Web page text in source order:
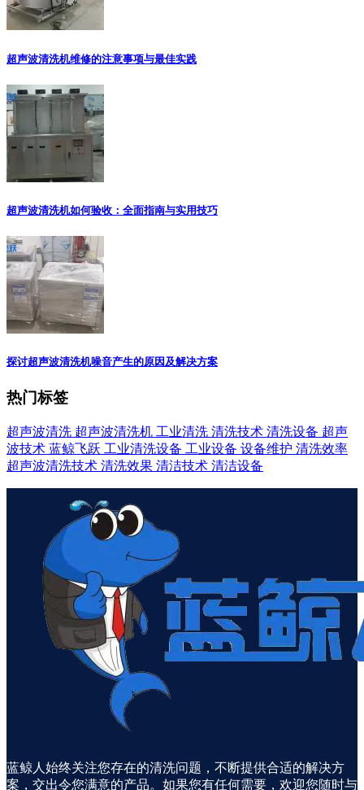
超声波清洗机维修的注意事项与最佳实践
超声波清洗机如何验收：全面指南与实用技巧
探讨超声波清洗机噪音产生的原因及解决方案
热门标签
超声波清洗 超声波清洗机 工业清洗 清洗技术 清洗设备 超声
波技术 蓝鲸飞跃 工业清洗设备 工业设备 设备维护 清洗效率
超声波清洗技术 清洗效果 清洁技术 清洁设备
蓝鲸人始终关注您存在的清洗问题，不断提供合适的解决方
案，交出令您满意的产品。如果您有任何需要，欢迎您随时与